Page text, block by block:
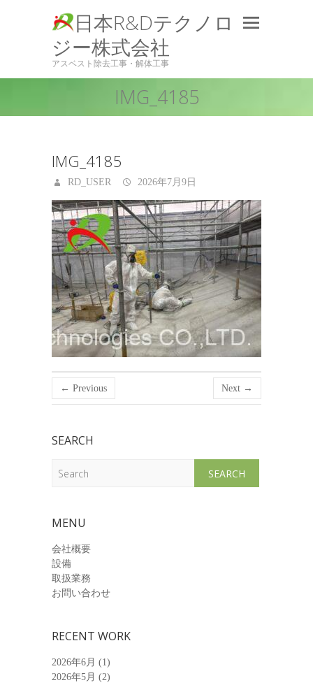
日本R&Dテクノロ
ジー株式会社
アスベスト除去工事・解体工事
IMG_4185
IMG_4185
RD_USER 2026年7月9日
← Previous Next →
SEARCH
MENU
会社概要
設備
取扱業務
お問い合わせ
RECENT WORK
2026年6月 (1)
2026年5月 (2)